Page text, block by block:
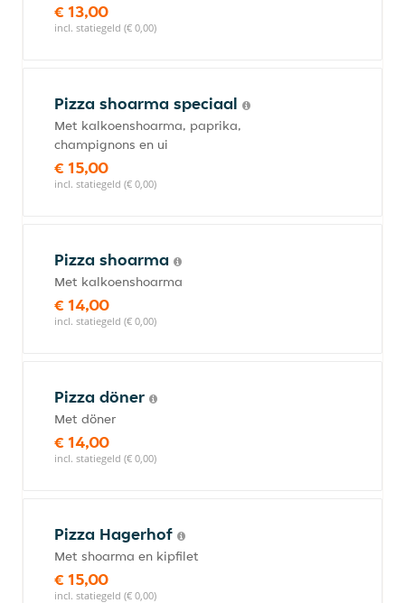
€ 13,00
incl. statiegeld (€ 0,00)
Pizza shoarma speciaal
Met kalkoenshoarma, paprika,
champignons en ui
€ 15,00
incl. statiegeld (€ 0,00)
Pizza shoarma
Met kalkoenshoarma
€ 14,00
incl. statiegeld (€ 0,00)
Pizza döner
Met döner
€ 14,00
incl. statiegeld (€ 0,00)
Pizza Hagerhof
Met shoarma en kipfilet
€ 15,00
incl. statiegeld (€ 0,00)